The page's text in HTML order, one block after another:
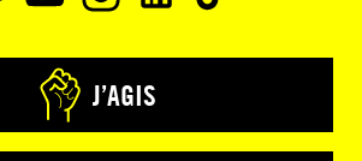
J’AGIS